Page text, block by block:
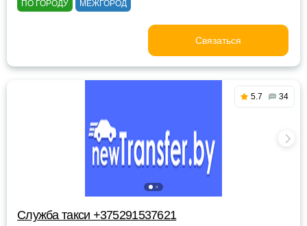
ПО ГОРОДУ МЕЖГОРОД
Связаться
5.7 34
Служба такси +375291537621